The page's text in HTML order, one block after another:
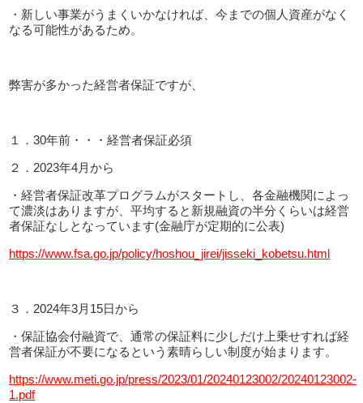
・新しい事業がうまくいかなければ、今までの個人資産がなく
なる可能性があるため。
弊害が多かった経営者保証ですが、
１．30年前・・・経営者保証必須
２．2023年4月から
・経営者保証改革プログラムがスタートし、各金融機関によっ
て濃淡はありますが、平均すると新規融資の半分くらいは経営
者保証なしとなっています(金融庁が定期的に公表)
https://www.fsa.go.jp/policy/hoshou_jirei/jisseki_kobetsu.html
３．2024年3月15日から
・保証協会付融資で、通常の保証料に少しだけ上乗せすれば経
営者保証が不要になるという素晴らしい制度が始まります。
https://www.meti.go.jp/press/2023/01/20240123002/20240123002-
1.pdf